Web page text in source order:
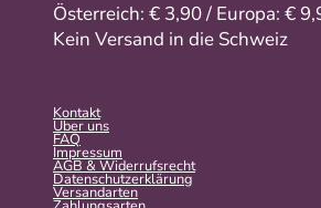
Österreich: € 3,90 / Europa: €
Kein Versand in die Schweiz
Kontakt
Über uns
FAQ
Impressum
AGB & Widerrufsrecht
Datenschutzerklärung
Versandarten